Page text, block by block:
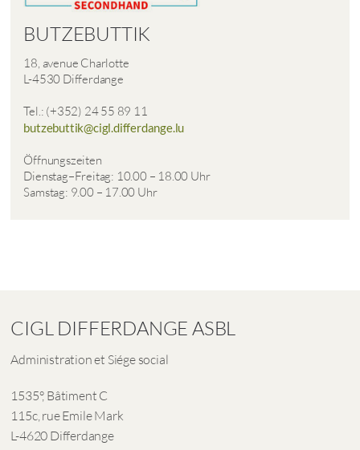
BUTZEBUTTIK
18, avenue Charlotte
L-4530 Differdange
Tel.: (+352) 24 55 89 11
butzebuttik@cigl.differdange.lu
Öffnungszeiten
Dienstag–Freitag: 10.00 – 18.00 Uhr
Samstag: 9.00 – 17.00 Uhr
CIGL DIFFERDANGE ASBL
Administration et Siége social
1535°, Bâtiment C
115c, rue Emile Mark
L-4620 Differdange